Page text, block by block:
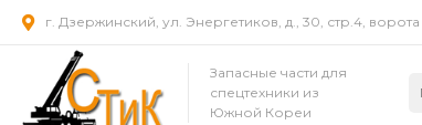
г. Дзержинский, ул. Энергетиков, д., 30, стр.4, ворота
Запасные части для
спецтехники из
Южной Кореи